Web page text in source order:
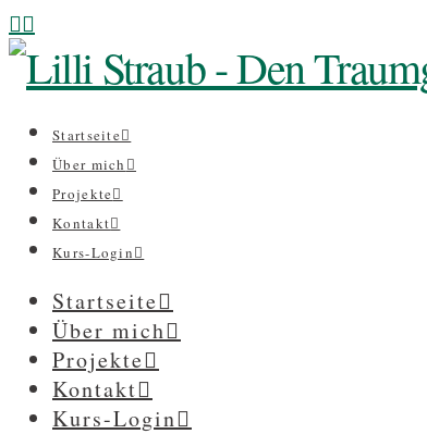
Startseite
Über mich
Projekte
Kontakt
Kurs-Login
Startseite
Über mich
Projekte
Kontakt
Kurs-Login